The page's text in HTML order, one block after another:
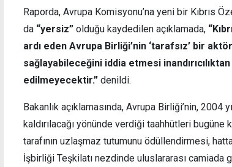
Raporda, Avrupa Komisyonu’na yeni bir Kıbrıs
da “yersiz” olduğu kaydedilen açıklamada,
ardı eden Avrupa Birliği’nin ‘tarafsız’ bir
sağlayabileceğini iddia etmesi
edilmeyecektir.” denildi.
Bakanlık açıklamasında, Avrupa Birliği’nin, 2004
kaldırılacağı yönünde verdiği taahhütleri bugüne
tarafının uzlaşmaz tutumunu ödüllendirmesi,
İşbirliği Teşkilatı nezdinde uluslararası